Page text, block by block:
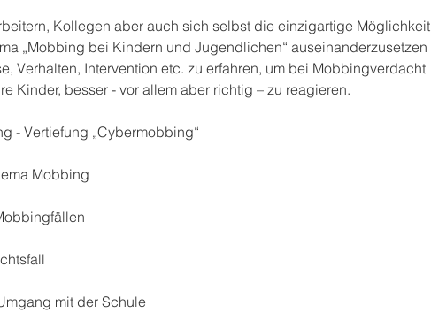
Kollegen aber auch sich selbst die einzigartige Möglichkeit
„Mobbing bei Kindern und Jugendlichen“ auseinanderzusetzen
Verhalten, Intervention etc. zu erfahren, um bei Mobbingverdacht
Kinder, besser - vor allem aber richtig – zu reagieren.
- Vertiefung „Cybermobbing“
Mobbing
mit der Schule